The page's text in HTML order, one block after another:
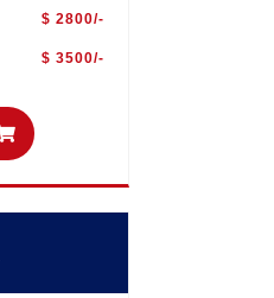
$ 2800/-
$ 3500/-